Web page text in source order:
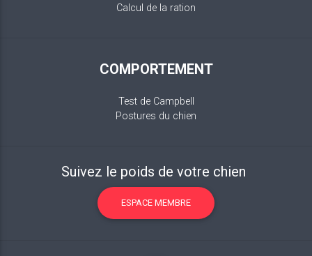
Calcul de la ration
COMPORTEMENT
Test de Campbell
Postures du chien
Suivez le poids de votre chien
ESPACE MEMBRE